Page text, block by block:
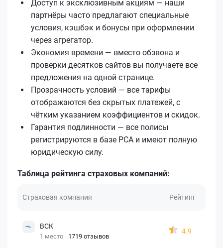
Доступ к эксклюзивным акциям — наши
партнёры часто предлагают специальные
условия, кэшбэк и бонусы при оформлении
через агрегатор.
Экономия времени — вместо обзвона и
проверки десятков сайтов вы получаете все
предложения на одной странице.
Прозрачность условий — все тарифы
отображаются без скрытых платежей, с
чётким указанием коэффициентов и скидок.
Гарантия подлинности — все полисы
регистрируются в базе РСА и имеют полную
юридическую силу.
Таблица рейтинга страховых компаний:
Страховая компания Рейтинг
ВСК
1 место 1719 отзывов
4.9